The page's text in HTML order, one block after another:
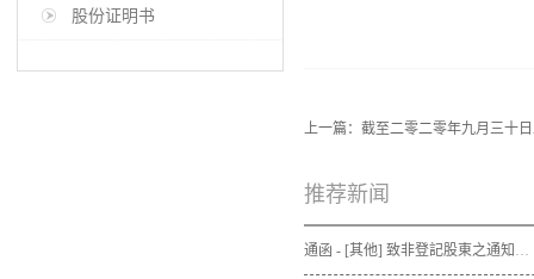
股份证明书
上一篇： 截至二零二零年九月三十
推荐新闻
通函 - [其他] 致非登記股東之通知信函及申請表格 - 通函連同股東週年大會通告及代表委任表格之發佈通知